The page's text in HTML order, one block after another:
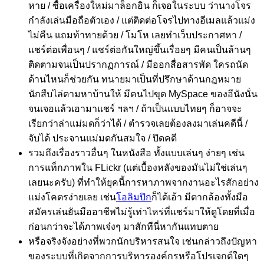
หาย / ซื้อเครื่องใหม่มาล็อกอิน ก็เจอในระบบ ว่านางโจร
กำลังเล่นมือถือตัวเอง / แต่ติดต่อโจรไปทางอีเมลแล้วแม่ง
ไม่คืน แถมท้าทายด้วย / โมโห เลยทำเว็บประกาศหา /
แชร์ต่อเพื่อนๆ / แชร์ต่อกันใหญ่ขึ้นเรื่อยๆ มีคนเป็นล้านๆ
ติดตามจนเป็นปรากฏการณ์ / มีออกสื่อสารพัด ใครถนัด
ด้านไหนก็ช่วยกัน ทนายมาเป็นที่ปรึกษาด้านกฎหมาย
นักสืบไล่ตามหาบ้านให้ มีคนไปขุด MySpace ของอีนังนั่น
จนเจอแล้วเอามาแชร์ ฯลฯ / ถ้าเป็นแบบไทยๆ ก็อาจจะ
เรียกว่าล่าแม่มดก็ว่าได้ / ตำรวจเลยต้องลงมาเล่นคดีนี้ /
จับได้ ประจานแม่มดกันสมใจ / ปิดคดี
รวมถึงเรื่องราวอื่นๆ ในหนังสือ ทั้งแบบเล่นๆ ง่ายๆ เช่น
การแท็กภาพใน FLickr (แต่เบื้องหลังของมันไม่ใช่เล่นๆ
เลยนะครับ) ที่ทำให้ยุคนี้การหาภาพจากงานอะไรสักอย่าง
แม่งโคตรง่ายเลย เช่นโอลิมปิกก็ได้เอ้า มีตากล้องทั้งมือ
สมัครเล่นยันมืออาชีพไม่รู้เท่าไหร่ที่แชร์มาให้ดูโดยที่เมื่อ
ก่อนกว่าจะได้ภาพเจ๋งๆ มาสักทีนี่หากันแทบตาย
หรือจริงจังอย่างที่พวกนักบริหารสนใจ เช่นกล่าวถึงปัญหา
ของระบบที่เกิดจากการบริหารองค์กรหรือโปรเจกต์ใดๆ